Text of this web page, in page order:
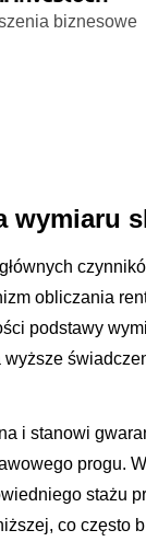
biznesowe
obliczania
podstawy
wyższe
i stanowi
progu.
stażu
co często